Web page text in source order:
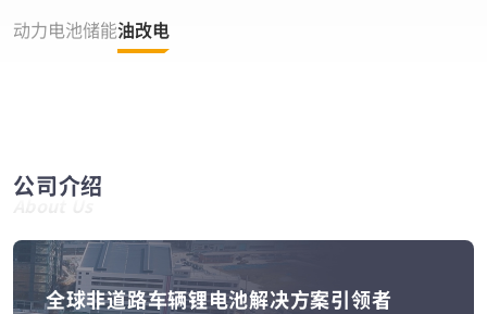
动力电池储能油改电
工程机械油改电
案
配备大容量磷酸铁锂电池
简化动力系统架构
公司介绍
About Us
全球非道路车辆锂电池解决方案引领者